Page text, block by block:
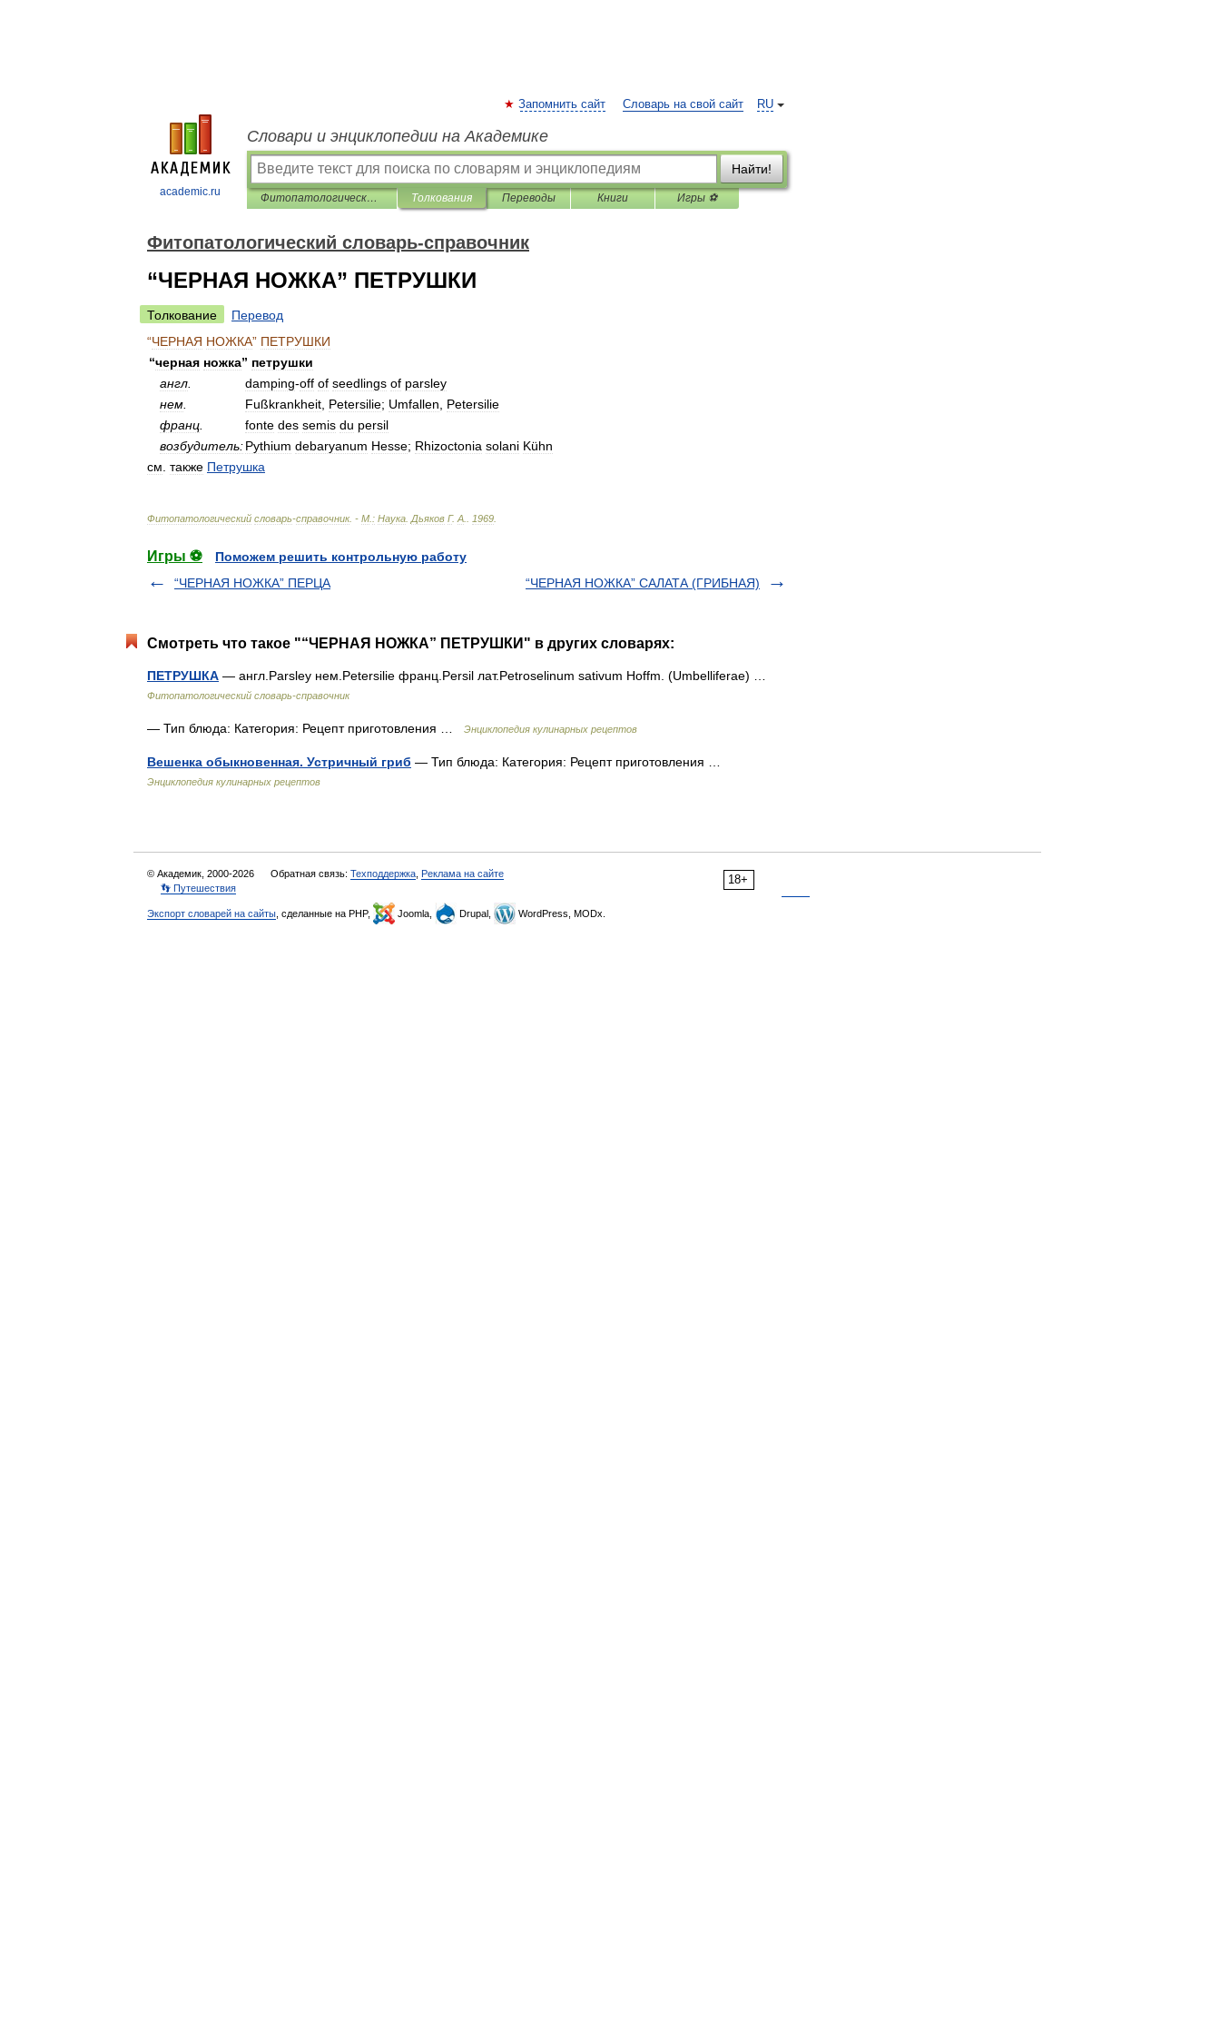
academic.ru
RU
Запомнить сайт Словарь на свой сайт
Словари и энциклопедии на Академике
Найти!
Фитопатологический словарь-справочник Толкования Переводы Книги Игры ⚽
Фитопатологический словарь-справочник
“ЧЕРНАЯ НОЖКА” ПЕТРУШКИ
Толкование
Перевод
“ЧЕРНАЯ НОЖКА” ПЕТРУШКИ
“черная ножка” петрушки
англ
damping-off of seedlings of parsley
нем
Fußkrankheit Petersilie; Umfallen
Petersilie
франц
fonte des semis du persil
возбудитель:Pythium debaryanum Hesse; Rhizoctonia solani Kühn
см также Петрушка
Фитопатологический словарь-справочник. - М : Наука Дьяков Г. А 1969
Игры ⚽
Поможем решить контрольную работу
“ЧЕРНАЯ НОЖКА” ПЕРЦА
“ЧЕРНАЯ НОЖКА” САЛАТА (ГРИБНАЯ)
Смотреть что такое "“ЧЕРНАЯ НОЖКА” ПЕТРУШКИ" в других словарях:
ПЕТРУШКА — англ.Parsley нем.Petersilie франц.Persil лат.Petroselinum sativum Hoffm. (Umbelliferae) …
Фитопатологический словарь-справочник
— Тип блюда: Категория: Рецепт приготовления … Энциклопедия кулинарных рецептов
Вешенка обыкновенная. Устричный гриб — Тип блюда: Категория: Рецепт приготовления …
Энциклопедия кулинарных рецептов
18+
© Академик, 2000-2026 Обратная связь: Техподдержка Реклама на сайте
👣 Путешествия
Экспорт словарей на сайты , сделанные на PHP, Joomla, Drupal, WordPress, MODx.